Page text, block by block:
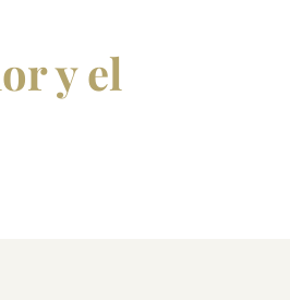
y el